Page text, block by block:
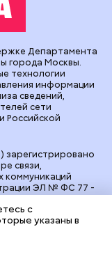
зарегистрировано
связи,
коммуникаций
ЭЛ № ФС 77 -
газеты
: Александр
г.Москва,
04-24
сайта:
Департамента
города Москвы.
технологии
информации
сведений,
сети
Российской
с
указаны в